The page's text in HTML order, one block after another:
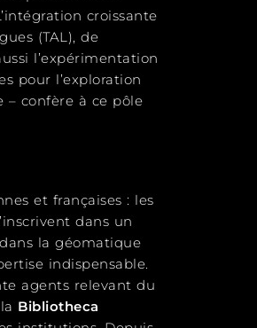
croissante
(TAL), de
l’expérimentation
pour l’exploration
– confère à ce pôle
et françaises : les
dans un
la géomatique
indispensable.
agents relevant du
Bibliotheca